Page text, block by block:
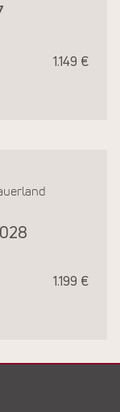
1.149 €
1.199 €